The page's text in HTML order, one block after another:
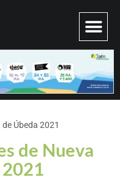
de Nueva
2021
Úbeda 2021